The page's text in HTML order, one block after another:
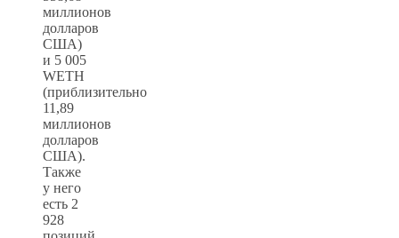
миллионов
долларов
США)
и 5 005
WETH
(приблизительно
11,89
миллионов
долларов
США).
Также
у него
есть 2
928